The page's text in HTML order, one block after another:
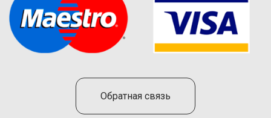
Обратная связь